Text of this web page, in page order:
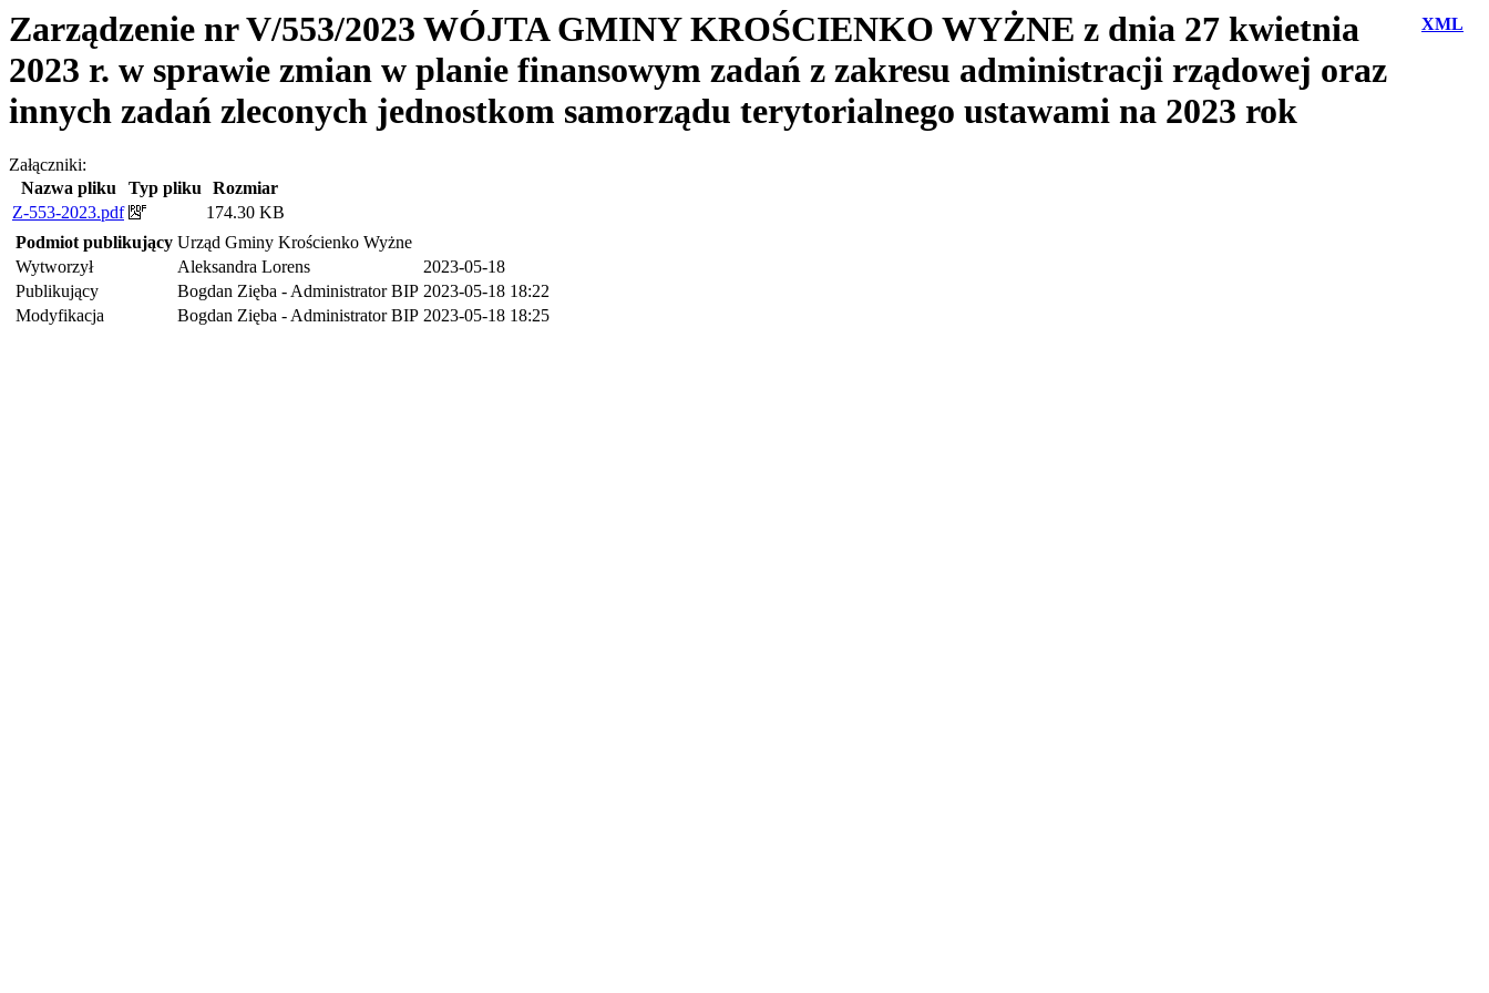
XML
Zarządzenie nr V/553/2023 WÓJTA GMINY KROŚCIENKO WYŻNE z dnia 27 kwietnia
2023 r. w sprawie zmian w planie finansowym zadań z zakresu administracji rządowej oraz
innych zadań zleconych jednostkom samorządu terytorialnego ustawami na 2023 rok
Załączniki:
Nazwa pliku
Typ pliku Rozmiar
Z-553-2023.pdf
174.30 KB
Podmiot publikujący Urząd Gminy Krościenko Wyżne
Wytworzył
Aleksandra Lorens
2023-05-18
Publikujący
Bogdan Zięba - Administrator BIP 2023-05-18 18:22
Modyfikacja
Bogdan Zięba - Administrator BIP 2023-05-18 18:25